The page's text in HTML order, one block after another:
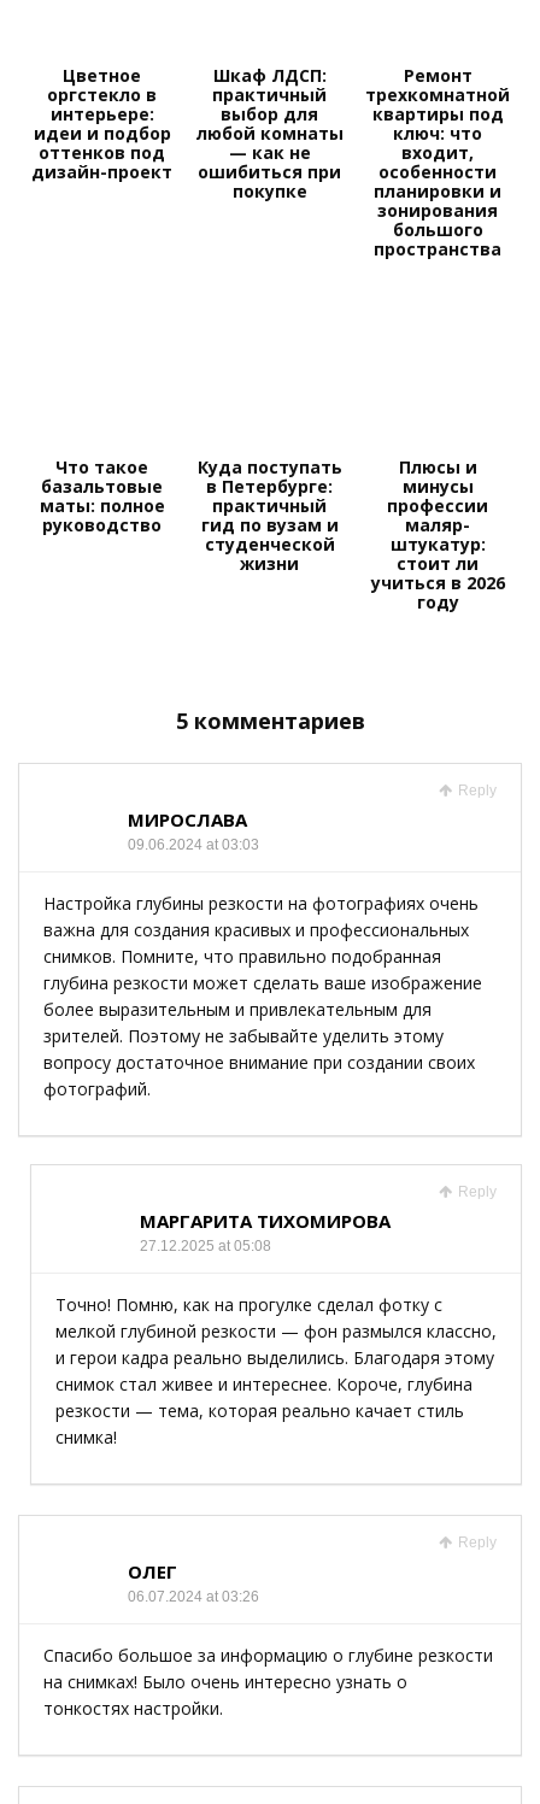
Цветное
оргстекло в
интерьере:
идеи и подбор
оттенков под
дизайн-проект
Шкаф ЛДСП:
практичный
выбор для
любой комнаты
— как не
ошибиться при
покупке
Ремонт
трехкомнатной
квартиры под
ключ: что
входит,
особенности
планировки и
зонирования
большого
пространства
Что такое
базальтовые
маты: полное
руководство
Куда поступать
в Петербурге:
практичный
гид по вузам и
студенческой
жизни
Плюсы и
минусы
профессии
маляр-
штукатур:
стоит ли
учиться в 2026
году
5 комментариев
Reply
МИРОСЛАВА
09.06.2024 at 03:03
Настройка глубины резкости на фотографиях очень
важна для создания красивых и профессиональных
снимков. Помните, что правильно подобранная
глубина резкости может сделать ваше изображение
более выразительным и привлекательным для
зрителей. Поэтому не забывайте уделить этому
вопросу достаточное внимание при создании своих
фотографий.
Reply
МАРГАРИТА ТИХОМИРОВА
27.12.2025 at 05:08
Точно! Помню, как на прогулке сделал фотку с
мелкой глубиной резкости — фон размылся классно,
и герои кадра реально выделились. Благодаря этому
снимок стал живее и интереснее. Короче, глубина
резкости — тема, которая реально качает стиль
снимка!
Reply
ОЛЕГ
06.07.2024 at 03:26
Спасибо большое за информацию о глубине резкости
на снимках! Было очень интересно узнать о
тонкостях настройки.